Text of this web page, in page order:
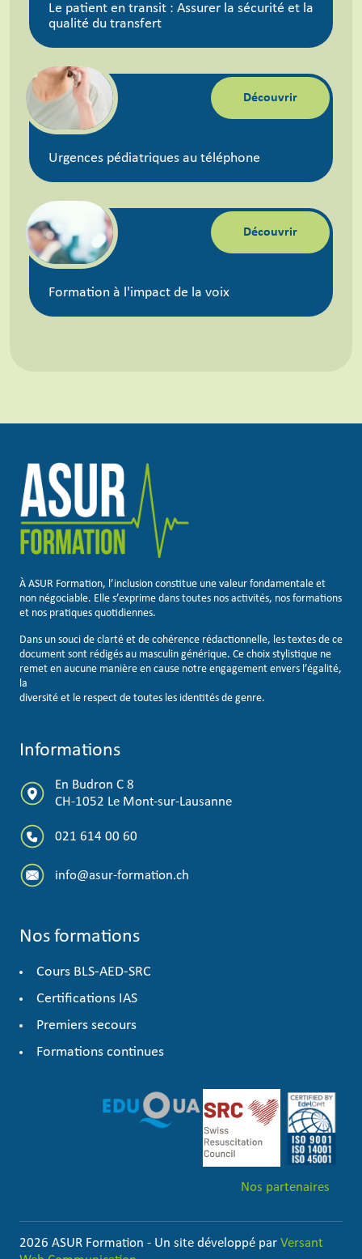
Le patient en transit : Assurer la sécurité et la
qualité du transfert
Urgences pédiatriques au téléphone
Découvrir
Formation à l'impact de la voix
Découvrir
À ASUR Formation, l’inclusion constitue une valeur fondamentale et
non négociable. Elle s’exprime dans toutes nos activités, nos formations
et nos pratiques quotidiennes.
Dans un souci de clarté et de cohérence rédactionnelle, les textes de ce
document sont rédigés au masculin générique. Ce choix stylistique ne
remet en aucune manière en cause notre engagement envers l’égalité,
la
diversité et le respect de toutes les identités de genre.
Informations
En Budron C 8
CH-1052 Le Mont-sur-Lausanne
021 614 00 60
info@asur-formation.ch
Nos formations
Cours BLS-AED-SRC
Certifications IAS
Premiers secours
Formations continues
Nos partenaires
2026 ASUR Formation - Un site développé par Versant